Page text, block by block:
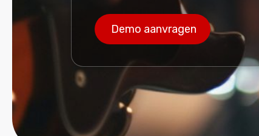
Demo aanvragen